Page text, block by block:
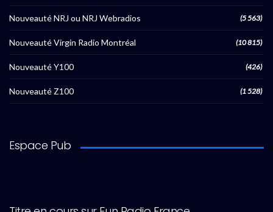
Nouveauté NRJ ou NRJ Webradios (5 563)
Nouveauté Virgin Radio Montréal (10 815)
Nouveauté Y100 (426)
Nouveauté Z100 (1 528)
Espace Pub